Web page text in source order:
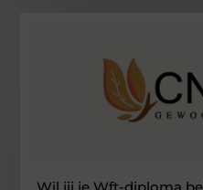
Wil jij je Wft-diploma